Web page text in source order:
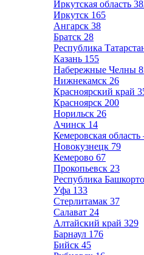
Иркутская область
Иркутск 165
Ангарск 38
Братск 28
Республика
Казань 155
Набережные Челны
Нижнекамск 26
Красноярский край
Красноярск 200
Норильск 26
Ачинск 14
Кемеровская
Новокузнецк 79
Кемерово 67
Прокопьевск 23
Республика
Уфа 133
Стерлитамак 37
Салават 24
Алтайский край 329
Барнаул 176
Бийск 45